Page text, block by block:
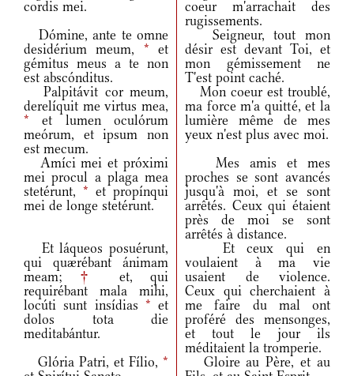
cordis mei.
coeur m'arrachait des
rugissements.
Dómine, ante te omne
desidérium meum, * et
gémitus meus a te non
est abscónditus.
Seigneur, tout mon
désir est devant Toi, et
mon gémissement ne
T'est point caché.
Palpitávit cor meum,
derelíquit me virtus mea,
* et lumen oculórum
meórum, et ipsum non
est mecum.
Mon coeur est troublé,
ma force m'a quitté, et la
lumière même de mes
yeux n'est plus avec moi.
Amíci mei et próximi
mei procul a plaga mea
stetérunt, * et propínqui
mei de longe stetérunt.
Mes amis et mes
proches se sont avancés
jusqu'à moi, et se sont
arrêtés. Ceux qui étaient
près de moi se sont
arrêtés à distance.
Et láqueos posuérunt,
qui quærébant ánimam
meam; †
et, qui
requirébant mala mihi,
locúti sunt insídias * et
dolos tota die
meditabántur.
Et ceux qui en
voulaient à ma vie
usaient de violence.
Ceux qui cherchaient à
me faire du mal ont
proféré des mensonges,
et tout le jour ils
méditaient la tromperie.
Glória Patri, et Fílio, *
Gloire au Père, et au